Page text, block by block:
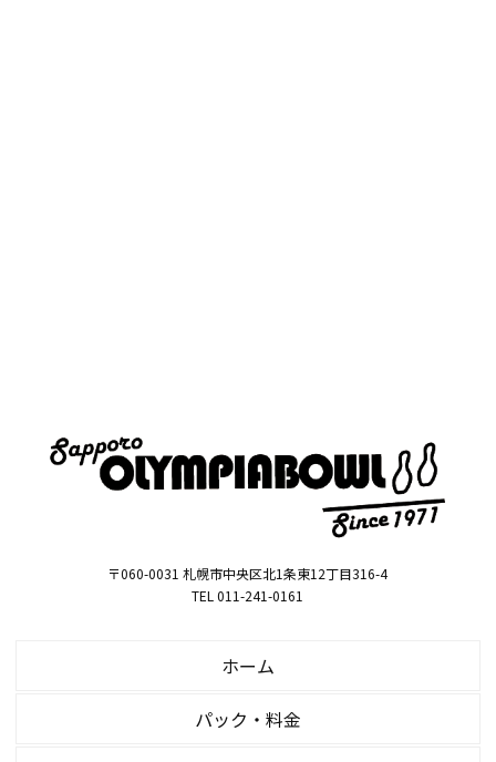
〒060-0031 札幌市中央区北1条東12丁目316-4
TEL 011-241-0161
ホーム
パック・料金